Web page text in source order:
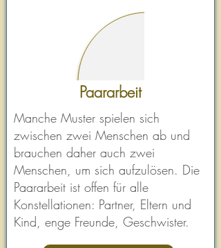
Paararbeit
Manche Muster spielen sich
zwischen zwei Menschen ab und
brauchen daher auch zwei
Menschen, um sich aufzulösen. Die
Paararbeit ist offen für alle
Konstellationen: Partner, Eltern und
Kind, enge Freunde, Geschwister.